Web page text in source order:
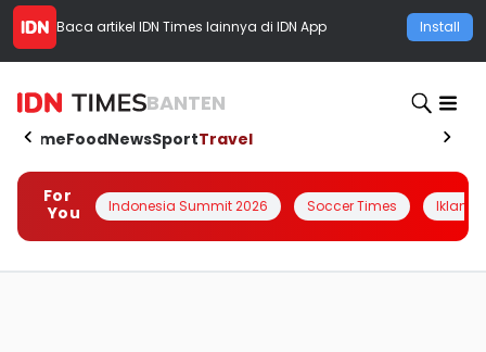
Baca artikel IDN Times lainnya di IDN App Install
BANTEN
HomeFoodNewsSportTravel
For
You
Indonesia Summit 2026 Soccer Times Iklanin